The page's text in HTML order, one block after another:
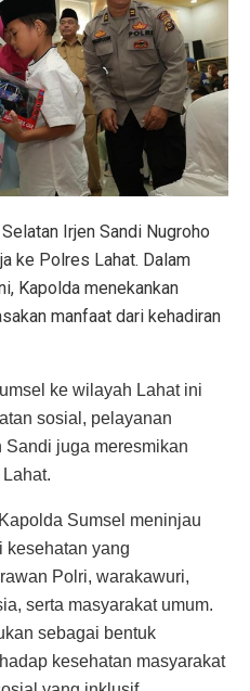
Irjen Sandi Nugroho
ke Polres Lahat. Dalam
Kapolda menekankan
manfaat dari kehadiran
ke wilayah Lahat ini
sosial, pelayanan
Sandi juga meresmikan
Sumsel meninjau
kesehatan yang
Polri, warakawuri,
serta masyarakat umum.
sebagai bentuk
kesehatan masyarakat